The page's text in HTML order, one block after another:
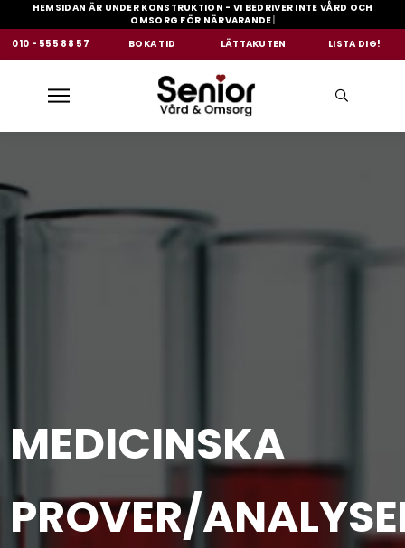
HEMSIDAN ÄR UNDER KONSTRUKTION - VI BEDRIVER INTE VÅRD OCH
OMSORG FÖR NÄRVARANDE
010 - 555 88 57
BOKA TID LÄTTAKUTEN LISTA DIG!
MEDICINSKA
PROVER/